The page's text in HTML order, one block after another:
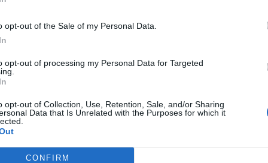
opt-out of the Sale of my Personal Data.
opt-out of processing my Personal Data for Targeted
opt-out of Collection, Use, Retention, Sale, and/or Sharing
Data that Is Unrelated with the Purposes for which it
CONFIRM
più immediato con la propria vettura DS, diventando un
ancora più sicura e piacevole. Infatti, senza distogliere lo sguardo
IRIS” al DS IRIS SYSTEM o premendo l’apposito pulsante sul
capace di soddisfare curiosità e necessità che
ricca di storia, come Roma o Firenze, si potrebbe chiedere
le opere conservate in quella pinacoteca o di illustrare le più
il numero di argomenti che si possono affrontare grazie al